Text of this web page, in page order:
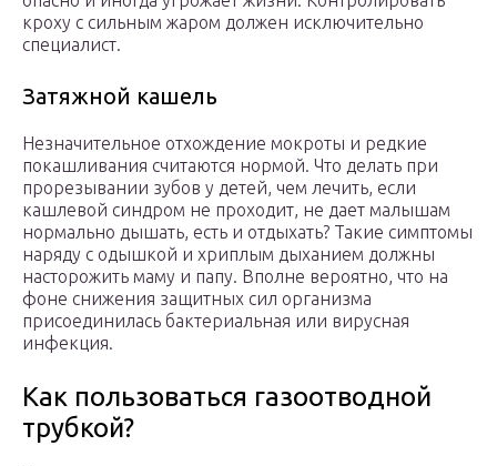
кроху с сильным жаром должен исключительно
специалист.
Затяжной кашель
Незначительное отхождение мокроты и редкие
покашливания считаются нормой. Что делать при
прорезывании зубов у детей, чем лечить, если
кашлевой синдром не проходит, не дает малышам
нормально дышать, есть и отдыхать? Такие симптомы
наряду с одышкой и хриплым дыханием должны
насторожить маму и папу. Вполне вероятно, что на
фоне снижения защитных сил организма
присоединилась бактериальная или вирусная
инфекция.
Как пользоваться газоотводной
трубкой?